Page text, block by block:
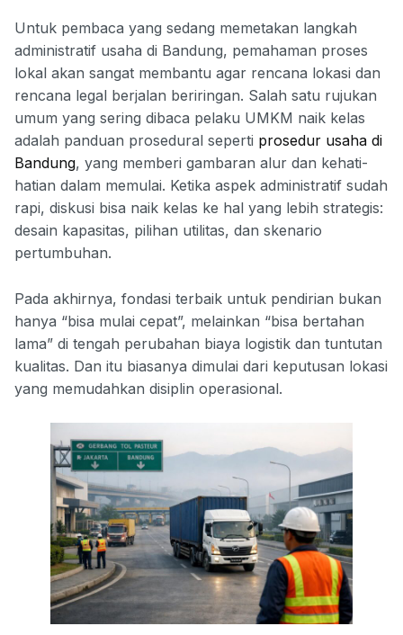
Untuk pembaca yang sedang memetakan langkah
administratif usaha di Bandung, pemahaman proses
lokal akan sangat membantu agar rencana lokasi dan
rencana legal berjalan beriringan. Salah satu rujukan
umum yang sering dibaca pelaku UMKM naik kelas
adalah panduan prosedural seperti prosedur usaha di
Bandung, yang memberi gambaran alur dan kehati-
hatian dalam memulai. Ketika aspek administratif sudah
rapi, diskusi bisa naik kelas ke hal yang lebih strategis:
desain kapasitas, pilihan utilitas, dan skenario
pertumbuhan.
Pada akhirnya, fondasi terbaik untuk pendirian bukan
hanya “bisa mulai cepat”, melainkan “bisa bertahan
lama” di tengah perubahan biaya logistik dan tuntutan
kualitas. Dan itu biasanya dimulai dari keputusan lokasi
yang memudahkan disiplin operasional.